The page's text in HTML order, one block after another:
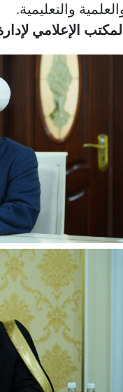
والتعليمية.
الإعلامي